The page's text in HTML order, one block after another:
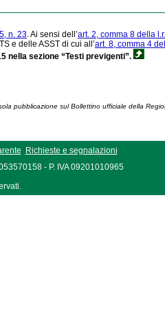
n. 23. Ai sensi dell’art. 2, comma 8 della
e delle ASST di cui all’art. 8, comma 4
nella sezione “Testi previgenti”.
pubblicazione sul Bollettino ufficiale della
Richieste e segnalazioni
- P. IVA 09201010965